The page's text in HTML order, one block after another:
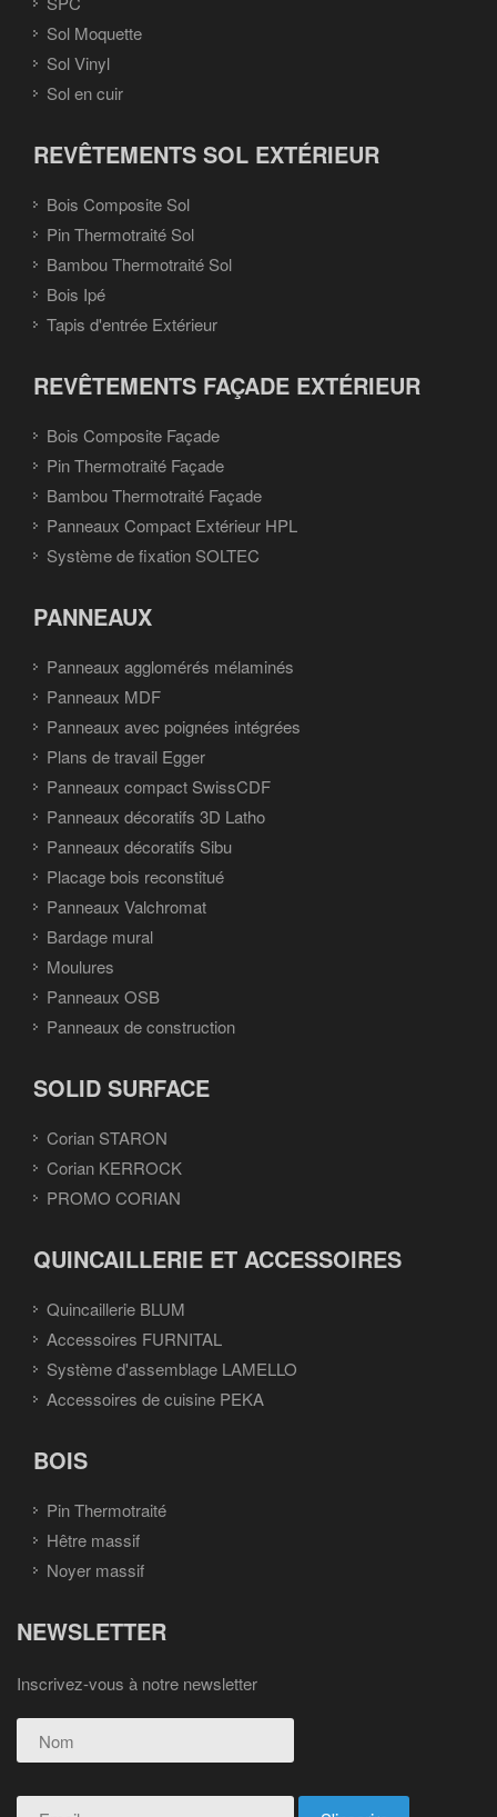
Sol Moquette
Sol Vinyl
Sol en cuir
REVÊTEMENTS SOL EXTÉRIEUR
Bois Composite Sol
Pin Thermotraité Sol
Bambou Thermotraité Sol
Bois Ipé
Tapis d'entrée Extérieur
REVÊTEMENTS FAÇADE EXTÉRIEUR
Bois Composite Façade
Pin Thermotraité Façade
Bambou Thermotraité Façade
Panneaux Compact Extérieur HPL
Système de fixation SOLTEC
PANNEAUX
Panneaux agglomérés mélaminés
Panneaux MDF
Panneaux avec poignées intégrées
Plans de travail Egger
Panneaux compact SwissCDF
Panneaux décoratifs 3D Latho
Panneaux décoratifs Sibu
Placage bois reconstitué
Panneaux Valchromat
Bardage mural
Moulures
Panneaux OSB
Panneaux de construction
SOLID SURFACE
Corian STARON
Corian KERROCK
PROMO CORIAN
QUINCAILLERIE ET ACCESSOIRES
Quincaillerie BLUM
Accessoires FURNITAL
Système d'assemblage LAMELLO
Accessoires de cuisine PEKA
BOIS
Pin Thermotraité
Hêtre massif
Noyer massif
NEWSLETTER
Inscrivez-vous à notre newsletter